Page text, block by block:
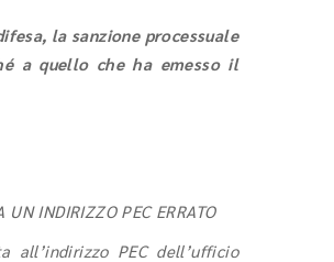
la sanzione processuale
a quello che ha emesso il
UN INDIRIZZO PEC ERRATO
all’indirizzo PEC dell’ufficio